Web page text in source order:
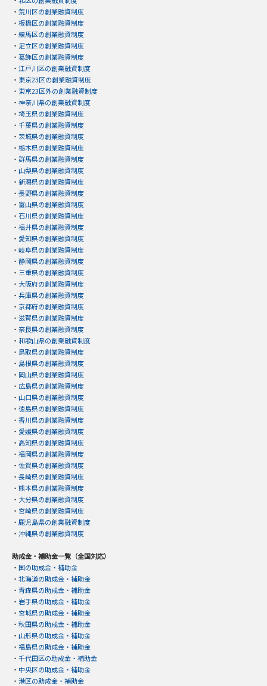
・ 荒川区の創業融資制度
・ 板橋区の創業融資制度
・ 練馬区の創業融資制度
・ 足立区の創業融資制度
・ 葛飾区の創業融資制度
・ 江戸川区の創業融資制度
・ 東京23区の創業融資制度
・ 東京23区外の創業融資制度
・ 神奈川県の創業融資制度
・ 埼玉県の創業融資制度
・ 千葉県の創業融資制度
・ 茨城県の創業融資制度
・ 栃木県の創業融資制度
・ 群馬県の創業融資制度
・ 山梨県の創業融資制度
・ 新潟県の創業融資制度
・ 長野県の創業融資制度
・ 富山県の創業融資制度
・ 石川県の創業融資制度
・ 福井県の創業融資制度
・ 愛知県の創業融資制度
・ 岐阜県の創業融資制度
・ 静岡県の創業融資制度
・ 三重県の創業融資制度
・ 大阪府の創業融資制度
・ 兵庫県の創業融資制度
・ 京都府の創業融資制度
・ 滋賀県の創業融資制度
・ 奈良県の創業融資制度
・ 和歌山県の創業融資制度
・ 鳥取県の創業融資制度
・ 島根県の創業融資制度
・ 岡山県の創業融資制度
・ 広島県の創業融資制度
・ 山口県の創業融資制度
・ 徳島県の創業融資制度
・ 香川県の創業融資制度
・ 愛媛県の創業融資制度
・ 高知県の創業融資制度
・ 福岡県の創業融資制度
・ 佐賀県の創業融資制度
・ 長崎県の創業融資制度
・ 熊本県の創業融資制度
・ 大分県の創業融資制度
・ 宮崎県の創業融資制度
・ 鹿児島県の創業融資制度
・ 沖縄県の創業融資制度
助成金・補助金一覧（全国対応）
・ 国の助成金・補助金
・ 北海道の助成金・補助金
・ 青森県の助成金・補助金
・ 岩手県の助成金・補助金
・ 宮城県の助成金・補助金
・ 秋田県の助成金・補助金
・ 山形県の助成金・補助金
・ 福島県の助成金・補助金
・ 千代田区の助成金・補助金
・ 中央区の助成金・補助金
・ 港区の助成金・補助金